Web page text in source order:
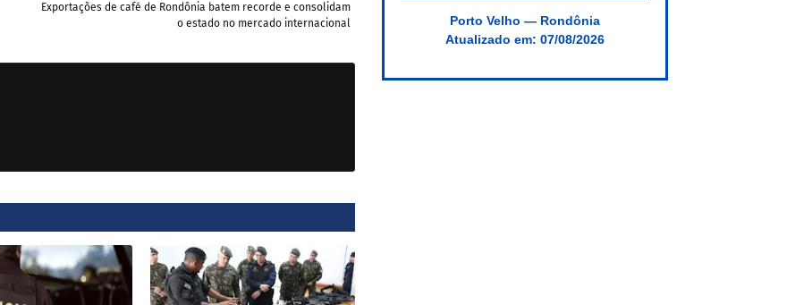
Exportações de café de Rondônia batem recorde e consolidam
o estado no mercado internacional
Porto Velho — Rondônia
Atualizado em: 07/08/2026